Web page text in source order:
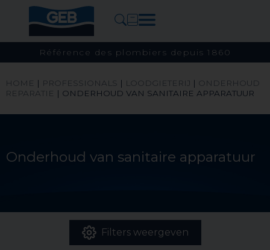
Référence des plombiers depuis 1860
HOME | PROFESSIONALS | LOODGIETERIJ | ONDERHOUD
REPARATIE
| ONDERHOUD VAN SANITAIRE APPARATUUR
Onderhoud van sanitaire apparatuur
Filters weergeven